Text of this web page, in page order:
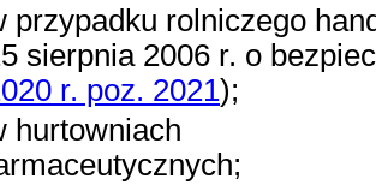
przypadku rolniczego
sierpnia 2006 r. o
r. poz. 2021);
hurtowniach